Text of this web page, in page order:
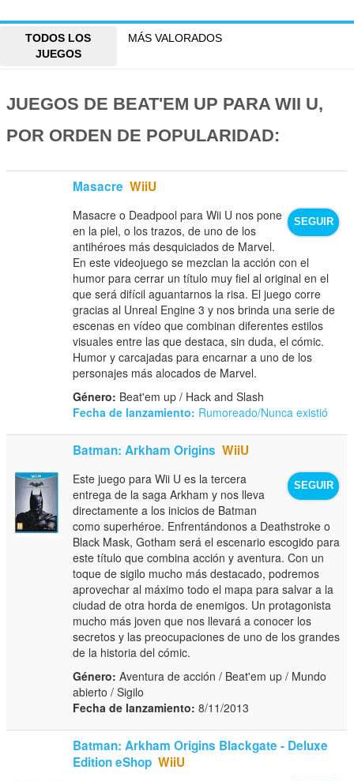
TODOS LOS
JUEGOS
MÁS VALORADOS
JUEGOS DE BEAT'EM UP PARA WII U,
POR ORDEN DE POPULARIDAD:
Masacre WiiU
SEGUIR
Masacre o Deadpool para Wii U nos pone
en la piel, o los trazos, de uno de los
antihéroes más desquiciados de Marvel.
En este videojuego se mezclan la acción con el
humor para cerrar un título muy fiel al original en el
que será difícil aguantarnos la risa. El juego corre
gracias al Unreal Engine 3 y nos brinda una serie de
escenas en vídeo que combinan diferentes estilos
visuales entre las que destaca, sin duda, el cómic.
Humor y carcajadas para encarnar a uno de los
personajes más alocados de Marvel.
Género: Beat'em up / Hack and Slash
Fecha de lanzamiento: Rumoreado/Nunca existió
Batman: Arkham Origins WiiU
SEGUIR
Este juego para Wii U es la tercera
entrega de la saga Arkham y nos lleva
directamente a los inicios de Batman
como superhéroe. Enfrentándonos a Deathstroke o
Black Mask, Gotham será el escenario escogido para
este título que combina acción y aventura. Con un
toque de sigilo mucho más destacado, podremos
aprovechar al máximo todo el mapa para salvar a la
ciudad de otra horda de enemigos. Un protagonista
mucho más joven que nos llevará a conocer los
secretos y las preocupaciones de uno de los grandes
de la historia del cómic.
Género: Aventura de acción / Beat'em up / Mundo
abierto / Sigilo
Fecha de lanzamiento: 8/11/2013
Batman: Arkham Origins Blackgate - Deluxe
Edition eShop WiiU